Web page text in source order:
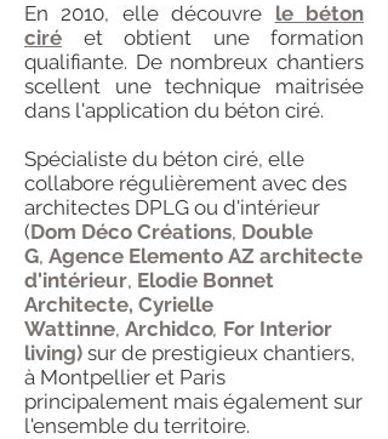
En 2010, elle découvre le béton
ciré et obtient une formation
qualifiante. De nombreux chantiers
scellent une technique maitrisée
dans l'application du béton ciré.
Spécialiste du béton ciré, elle
collabore régulièrement avec des
architectes DPLG ou d'intérieur
(Dom Déco Créations, Double
G, Agence Elemento AZ architecte
d'intérieur, Elodie Bonnet
Architecte, Cyrielle
Wattinne, Archidco, For Interior
living) sur de prestigieux chantiers,
à Montpellier et Paris
principalement mais également sur
l'ensemble du territoire.